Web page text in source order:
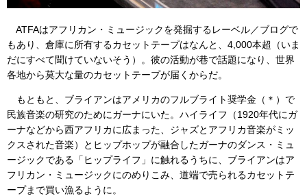
ATFAはアフリカン・ミュージックを発掘するレーベル／ブログで
もあり、倉庫に所有するカセットテープはなんと、4,000本超（いま
だにすべて聞けていないそう）。彼の活動が巷で話題になり、世界
各地から莫大な量のカセットテープが届くからだ。
もともと、ブライアンはアメリカのフルブライト奨学金（＊）で
民族音楽の研究のためにガーナにいた。ハイライフ（1920年代にガ
ーナなどから西アフリカに広まった、ジャズとアフリカ音楽がミッ
クスされた音楽）とヒップホップが融合したガーナのダンス・ミュ
ージックである「ヒップライフ」に触れるうちに、ブライアンはア
フリカン・ミュージックにのめりこみ、道端で売られるカセットテ
ープまで買い漁るように。